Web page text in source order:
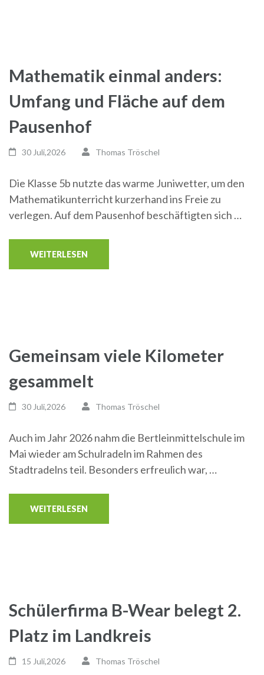
Mathematik einmal anders:
Umfang und Fläche auf dem
Pausenhof
30 Juli,2026 Thomas Tröschel
Die Klasse 5b nutzte das warme Juniwetter, um den
Mathematikunterricht kurzerhand ins Freie zu
verlegen. Auf dem Pausenhof beschäftigten sich …
WEITERLESEN
Gemeinsam viele Kilometer
gesammelt
30 Juli,2026 Thomas Tröschel
Auch im Jahr 2026 nahm die Bertleinmittelschule im
Mai wieder am Schulradeln im Rahmen des
Stadtradelns teil. Besonders erfreulich war, …
WEITERLESEN
Schülerfirma B-Wear belegt 2.
Platz im Landkreis
15 Juli,2026 Thomas Tröschel